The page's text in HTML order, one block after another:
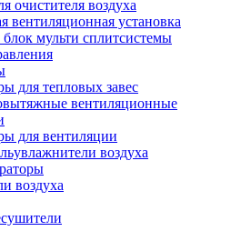
очистителя воздуха
вентиляционная установка
мульти сплитсистемы
для тепловых завес
вентиляционные
для вентиляции
воздуха
воздуха